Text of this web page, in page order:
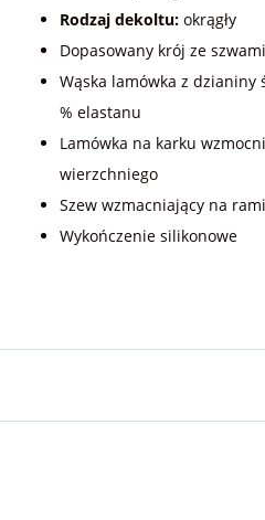
Rodzaj dekoltu: okrągły
Dopasowany krój ze
Wąska lamówka z dzianiny
% elastanu
Lamówka na karku
wierzchniego
Szew wzmacniający na
Wykończenie silikonowe